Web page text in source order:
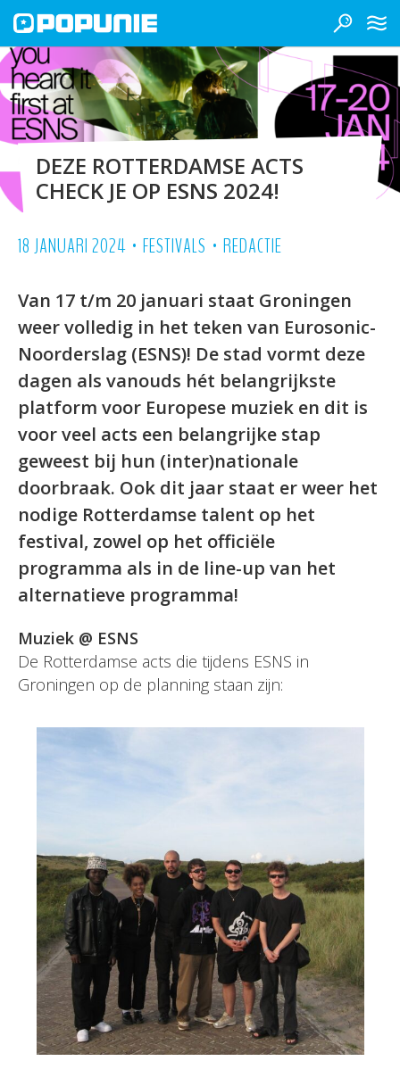
DEZE ROTTERDAMSE ACTS
CHECK JE OP ESNS 2024!
18 JANUARI 2024 • FESTIVALS • REDACTIE
Van 17 t/m 20 januari staat Groningen
weer volledig in het teken van Eurosonic-
Noorderslag (ESNS)! De stad vormt deze
dagen als vanouds hét belangrijkste
platform voor Europese muziek en dit is
voor veel acts een belangrijke stap
geweest bij hun (inter)nationale
doorbraak. Ook dit jaar staat er weer het
nodige Rotterdamse talent op het
festival, zowel op het officiële
programma als in de line-up van het
alternatieve programma!
Muziek @ ESNS
De Rotterdamse acts die tijdens ESNS in
Groningen op de planning staan zijn: